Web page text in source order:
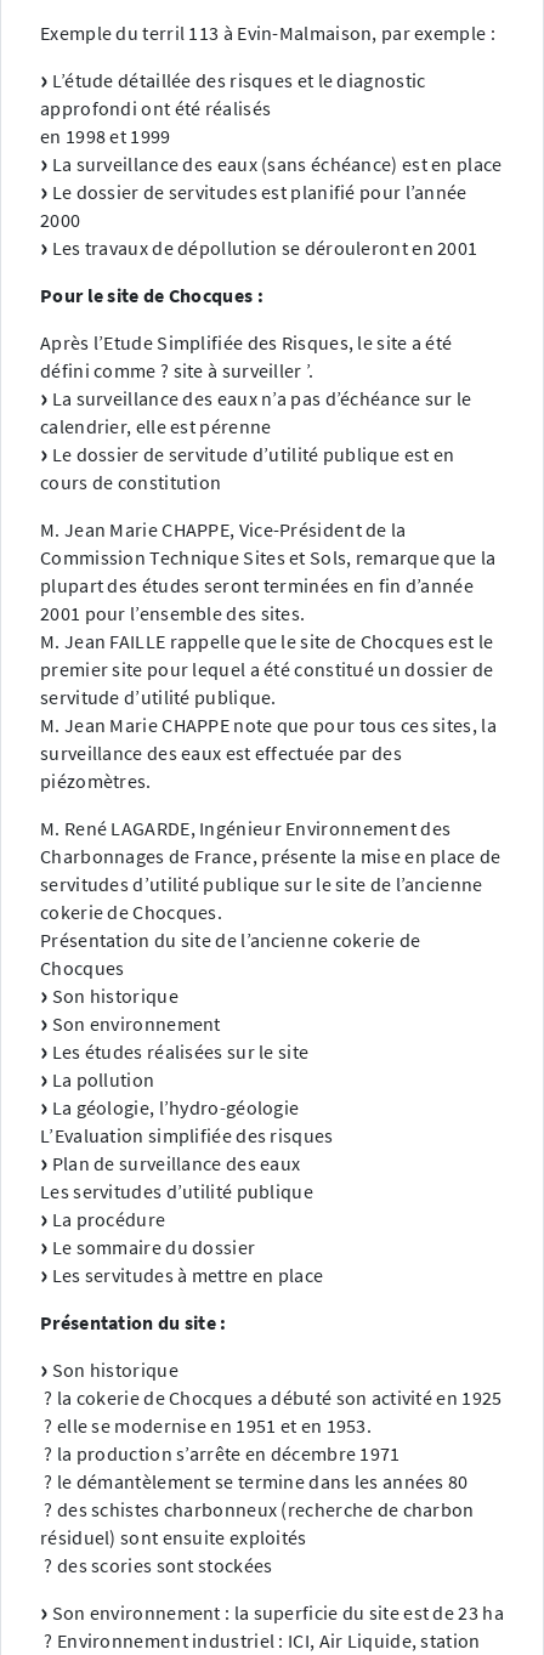
Exemple du terril 113 à Evin-Malmaison, par exemple :
L’étude détaillée des risques et le diagnostic
approfondi ont été réalisés
en 1998 et 1999
La surveillance des eaux (sans échéance) est en place
Le dossier de servitudes est planifié pour l’année
2000
Les travaux de dépollution se dérouleront en 2001
Pour le site de Chocques :
Après l’Etude Simplifiée des Risques, le site a été
défini comme ? site à surveiller ’.
La surveillance des eaux n’a pas d’échéance sur le
calendrier, elle est pérenne
Le dossier de servitude d’utilité publique est en
cours de constitution
M. Jean Marie CHAPPE, Vice-Président de la
Commission Technique Sites et Sols, remarque que la
plupart des études seront terminées en fin d’année
2001 pour l’ensemble des sites.
M. Jean FAILLE rappelle que le site de Chocques est le
premier site pour lequel a été constitué un dossier de
servitude d’utilité publique.
M. Jean Marie CHAPPE note que pour tous ces sites, la
surveillance des eaux est effectuée par des
piézomètres.
M. René LAGARDE, Ingénieur Environnement des
Charbonnages de France, présente la mise en place de
servitudes d’utilité publique sur le site de l’ancienne
cokerie de Chocques.
Présentation du site de l’ancienne cokerie de
Chocques
Son historique
Son environnement
Les études réalisées sur le site
La pollution
La géologie, l’hydro-géologie
L’Evaluation simplifiée des risques
Plan de surveillance des eaux
Les servitudes d’utilité publique
La procédure
Le sommaire du dossier
Les servitudes à mettre en place
Présentation du site :
Son historique
? la cokerie de Chocques a débuté son activité en 1925
? elle se modernise en 1951 et en 1953.
? la production s’arrête en décembre 1971
? le démantèlement se termine dans les années 80
? des schistes charbonneux (recherche de charbon
résiduel) sont ensuite exploités
? des scories sont stockées
Son environnement : la superficie du site est de 23 ha
? Environnement industriel : ICI, Air Liquide, station